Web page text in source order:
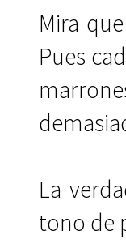
Mira
Pues
La
tono de